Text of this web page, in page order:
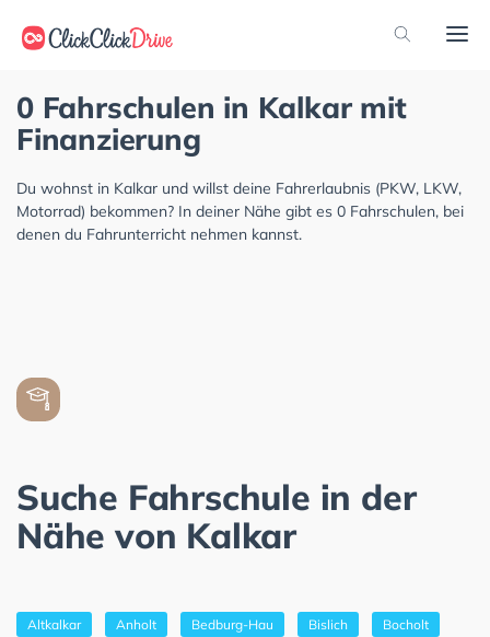
0 Fahrschulen in Kalkar mit
Finanzierung
Du wohnst in Kalkar und willst deine Fahrerlaubnis (PKW, LKW,
Motorrad) bekommen? In deiner Nähe gibt es 0 Fahrschulen, bei
denen du Fahrunterricht nehmen kannst.
Suche Fahrschule in der
Nähe von Kalkar
Altkalkar Anholt Bedburg-Hau Bislich Bocholt